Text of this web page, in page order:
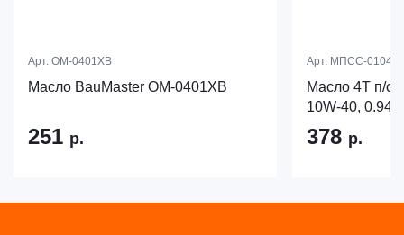
Арт. OM-0401XB
Масло BauMaster OM-0401XB
251 р.
Арт. МПСС-
Масло 4Т п/
10W-40,
378 р.